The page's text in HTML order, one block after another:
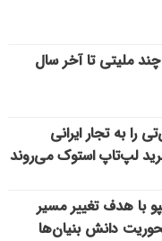
ملیتی تا آخر سال
به تجار ایرانی
لپ‌تاپ استوک می‌روند
با هدف تغییر مسیر
دانش بنیان‌ها